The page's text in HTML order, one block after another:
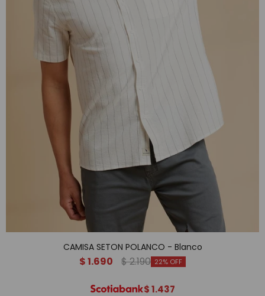
CAMISA SETON POLANCO - Blanco
$1.690 $2.190 22
$1.437